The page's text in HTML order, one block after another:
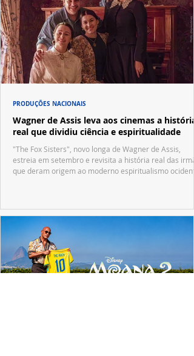
Wagner de Assis leva aos cinemas a história
real que dividiu ciência e espiritualidade
"The Fox Sisters", novo longa de Wagner de Assis,
estreia em setembro e revisita a história real das
que deram origem ao moderno espiritualismo
PRODUÇÕES NACIONAIS